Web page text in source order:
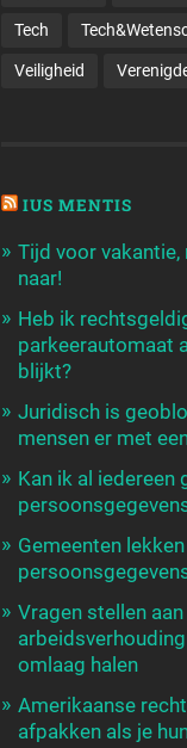
Tech
Veiligheid
IUS MENTIS
Tijd voor vakantie,
naar!
Heb ik
parkeerautomaat
blijkt?
Juridisch is
mensen er met
Kan ik al iedereen
Gemeenten
Vragen stellen
omlaag halen
Amerikaanse
afpakken als je